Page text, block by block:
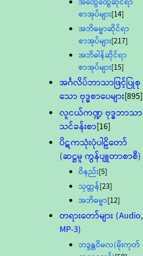
စာအုပ်များ[14]
အဘိဓမ္မာဆိုင်ရာ
စာအုပ်များ[217]
အဘိဓါန်ဆိုင်ရာ
စာအုပ်များ[15]
အင်္ဂလိပ်ဘာသာဖြင့်ပြုစု
သော ဗုဒ္ဓစာပေများ[895]
လူငယ်ကဏ္ဍ ဗုဒ္ဓဘာသာ
သင်ခန်းစာ[16]
ပိဋကသုံးပုံပါဠိတော်
(ဆဋ္ဌမူ ကွန်ပျူတာစာစီ)
ဝိနည်း[5]
သုတ္တန်[23]
အဘိဓမ္မာ[12]
တရားတော်များ (Audio,
MP-3)
ဘဒ္ဒန္တဝိမလ(မိုးကုတ်